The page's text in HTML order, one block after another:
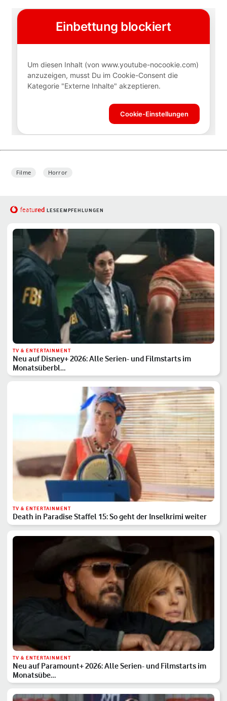
Filme Horror
featured LESEEMPFEHLUNGEN
TV & ENTERTAINMENT
Neu auf Disney+ 2026: Alle Serien- und Filmstarts im
Monatsüberbl…
TV & ENTERTAINMENT
Death in Paradise Staffel 15: So geht der Inselkrimi weiter
TV & ENTERTAINMENT
Neu auf Paramount+ 2026: Alle Serien- und Filmstarts im
Monatsübe…